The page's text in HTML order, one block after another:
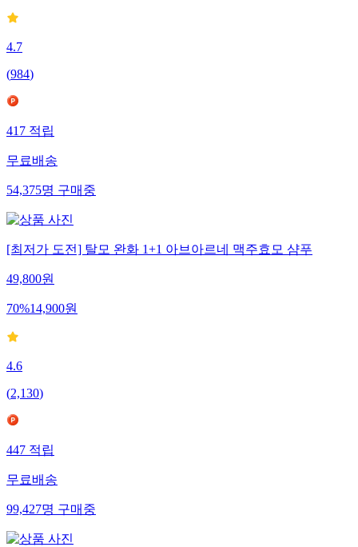
4.7
(984)
417적립
무료배송
54,375명구매중
[최저가 도전] 탈모 완화 1+1 아브아르네 맥주효모 샴푸
49,800원
70%14,900원
4.6
(2,130)
447적립
무료배송
99,427명구매중